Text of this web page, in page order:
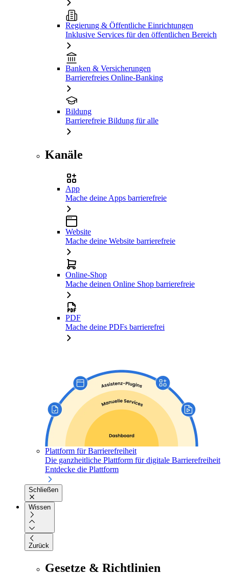
Regierung & Öffentliche Einrichtungen
Inklusive Services für den öffentlichen Bereich
Banken & Versicherungen
Barrierefreies Online-Banking
Bildung
Barrierefreie Bildung für alle
Kanäle
App
Mache deine Apps barrierefreie
Website
Mache deine Website barrierefreie
Online-Shop
Mache deinen Online Shop barrierefreie
PDF
Mache deine PDFs barrierefrei
Plattform für Barrierefreiheit
Die ganzheitliche Plattform für digitale Barrierefreiheit
Entdecke die Plattform
Schließen
Wissen
Zurück
Gesetze & Richtlinien